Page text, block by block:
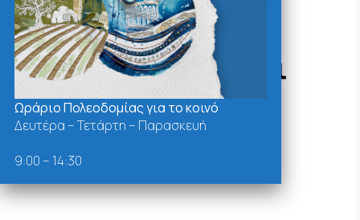
Δράσεις - Χρήσιμοι
Σύνδεσμοι
Ωράριο Πολεοδομίας για το κοινό
Δευτέρα – Τετάρτη – Παρασκευή
9:00 – 14:30